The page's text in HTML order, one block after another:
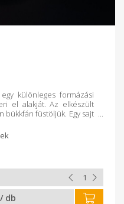
különleges formázási
el alakját. Az elkészült
füstöljük. Egy sajt
db